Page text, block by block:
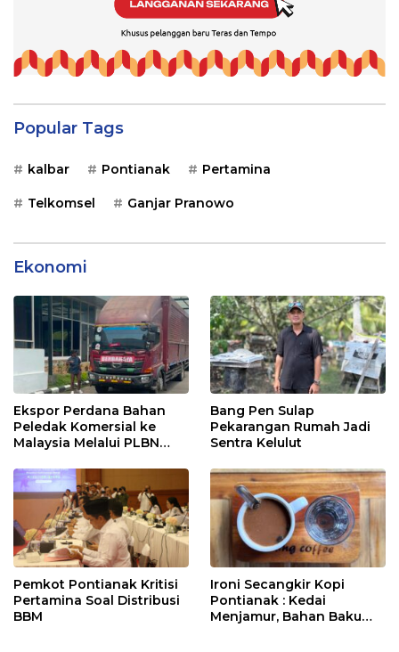
Popular Tags
kalbar Pontianak Pertamina
Telkomsel Ganjar Pranowo
Ekonomi
Ekspor Perdana Bahan
Peledak Komersial ke
Malaysia Melalui PLBN
Bang Pen Sulap
Pekarangan Rumah Jadi
Sentra Kelulut
Pemkot Pontianak Kritisi
Pertamina Soal Distribusi
BBM
Ironi Secangkir Kopi
Pontianak : Kedai
Menjamur, Bahan Baku